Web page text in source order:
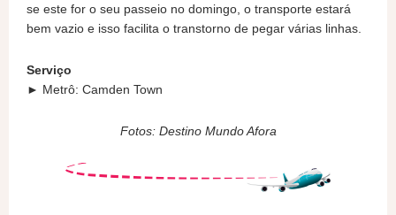
se este for o seu passeio no domingo, o transporte estará
bem vazio e isso facilita o transtorno de pegar várias linhas.
Serviço
► Metrô: Camden Town
Fotos: Destino Mundo Afora